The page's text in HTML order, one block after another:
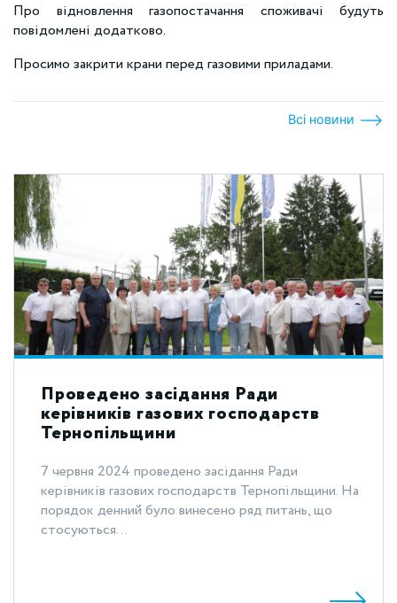
Про відновлення газопостачання споживачі будуть
повідомлені додатково.
Просимо закрити крани перед газовими приладами.
Всі новини
Проведено засідання Ради
керівників газових господарств
Тернопільщини
7 червня 2024 проведено засідання Ради
керівників газових господарств Тернопільщини. На
порядок денний було винесено ряд питань, що
стосуються...